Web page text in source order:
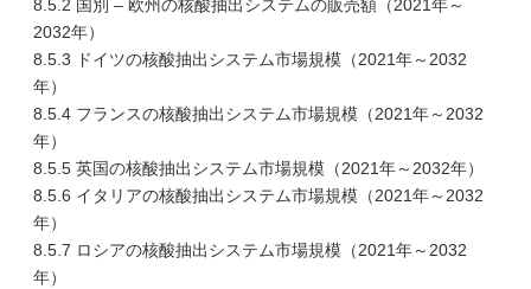
8.5.2 国別 – 欧州の核酸抽出システムの販売額（2021年～
2032年）
8.5.3 ドイツの核酸抽出システム市場規模（2021年～2032
年）
8.5.4 フランスの核酸抽出システム市場規模（2021年～2032
年）
8.5.5 英国の核酸抽出システム市場規模（2021年～2032年）
8.5.6 イタリアの核酸抽出システム市場規模（2021年～2032
年）
8.5.7 ロシアの核酸抽出システム市場規模（2021年～2032
年）